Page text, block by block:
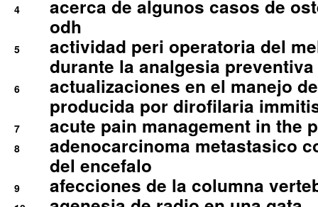
4
acerca de algunos casos de
odh
5
actividad peri operatoria del
durante la analgesia
6
actualizaciones en el manejo
producida por dirofilaria
7 acute pain management in the
8
adenocarcinoma metastasico
del encefalo
9 afecciones de la columna